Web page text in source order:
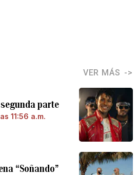
VER MÁS
parte
11:56 a.m.
“Soñando”